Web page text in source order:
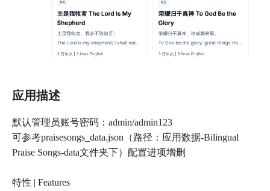
应用描述
默认管理员账号密码：admin/admin123
可参考praisesongs_data.json（路径：应用数据-Bilingual
Praise Songs-data文件夹下）配置进项增删
特性 | Features